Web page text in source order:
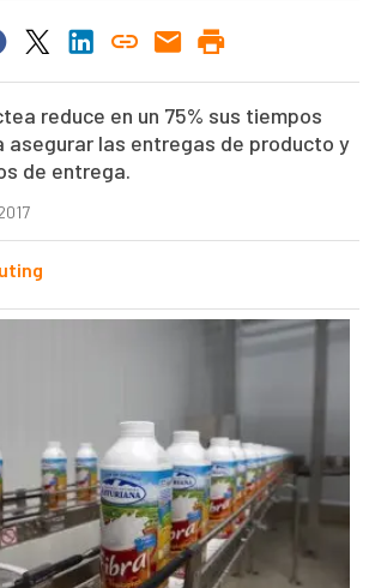
reduce en un 75% sus tiempos
asegurar las entregas de producto y
de entrega.